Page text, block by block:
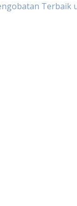
Terbaik